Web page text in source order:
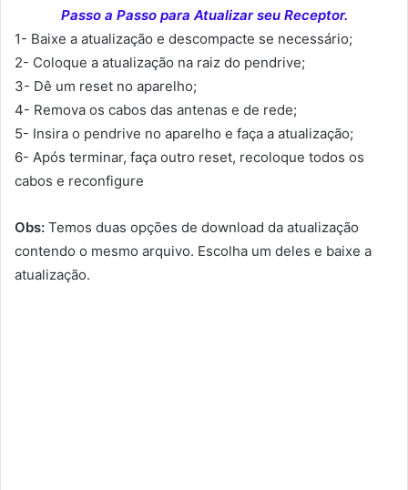
Passo a Passo para Atualizar seu Receptor.
1- Baixe a atualização e descompacte se necessário;
2- Coloque a atualização na raiz do pendrive;
3- Dê um reset no aparelho;
4- Remova os cabos das antenas e de rede;
5- Insira o pendrive no aparelho e faça a atualização;
6- Após terminar, faça outro reset, recoloque todos os
cabos e reconfigure
Obs: Temos duas opções de download da atualização
contendo o mesmo arquivo. Escolha um deles e baixe a
atualização.